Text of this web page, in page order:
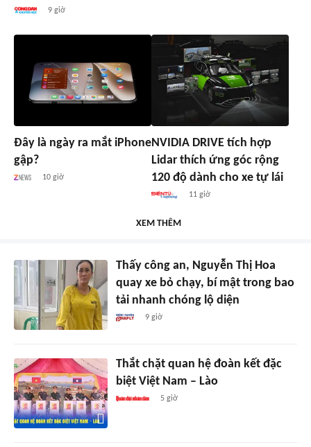
9 giờ
Đây là ngày ra mắt iPhone
gập?
10 giờ
NVIDIA DRIVE tích hợp
Lidar thích ứng góc rộng
120 độ dành cho xe tự lái
11 giờ
XEM THÊM
Thấy công an, Nguyễn Thị Hoa
quay xe bỏ chạy, bí mật trong bao
tải nhanh chóng lộ diện
9 giờ
Thắt chặt quan hệ đoàn kết đặc
biệt Việt Nam – Lào
5 giờ